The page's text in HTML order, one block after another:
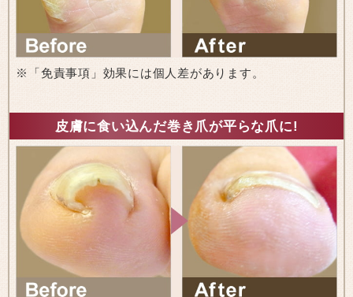
※「免責事項」効果には個人差があります。
皮膚に食い込んだ巻き爪が平らな爪に!